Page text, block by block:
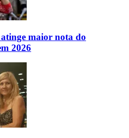
maior nota do
2026